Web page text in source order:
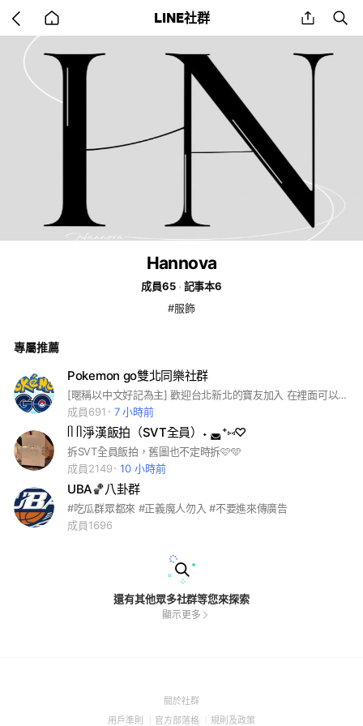
back
to
LINE社群 share
Hannova
成員65
記事本6
#服飾
專屬推薦
Pokemon go雙北同樂社群
[暱稱以中文好記為主] 歡迎台北新北的寶友加入 在裡面可以自由交換/約戰/社群日聚會 群組內不限話題 除了色情跟一些政治敏感話題可能要私下聊以外 偶爾聊聊生活或其他東西都是可以的 嚴禁討論外掛&不熟的時候就私下亂加別人的LINE騷擾 盡量以群組互動為優先 (背景不想看到預設的可以自行換掉) (因為我不知道怎麼換預設的ww) 歡迎你/妳一起來同樂！
成員691
7 小時前
ᥥ ᥥ淨漢飯拍（SVT全員）˖ ◛⁺⑅♡
拆SVT全員飯拍，舊圖也不定時拆🩷🩵
成員2149
10 小時前
UBA🏀八卦群
#吃瓜群眾都來 #正義魔人勿入 #不要進來傳廣告
成員1696
還有其他眾多社群等您來探索
顯示更多
關於社群(Open
用戶準則 (Open
官方部落格 (Open
規則及政策(Open